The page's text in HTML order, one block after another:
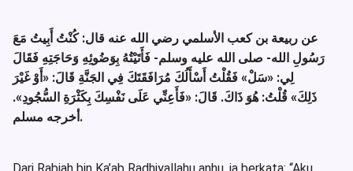
عن ربيعة بن كعب الأسلمي رضي الله عنه قال: كُنْتُ أَبِيتُ مَعَ
رَسُولِ الله- صلى الله عليه وسلم- فَأَتَيْتُهُ بِوَضُوئِهِ وَحَاجَتِهِ فَقَالَ
لِي: «سَلْ» فَقُلْتُ أَسْأَلُكَ مُرَافَقَتَكَ فِي الجَنَّةِ قَالَ: «أَوْ غَيْرَ
ذَلِكَ» قُلْتُ: هُوَ ذَاكَ. قَالَ: «فَأَعِنِّي عَلَى نَفْسِكَ بِكَثْرَةِ السُّجُودِ».
أخرجه مسلم.